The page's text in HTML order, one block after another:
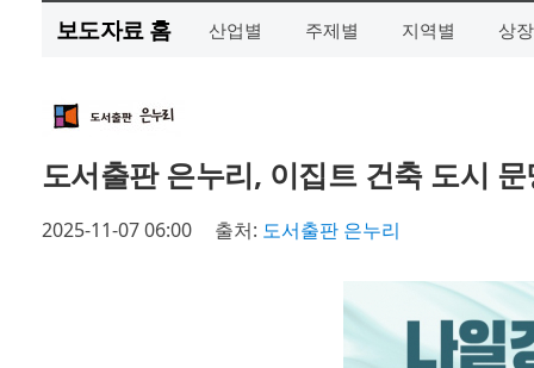
보도자료 홈 산업별 주제별 지역별 상
도서출판 은누리, 이집트 건축 도시
2025-11-07 06:00 출처: 도서출판 은누리